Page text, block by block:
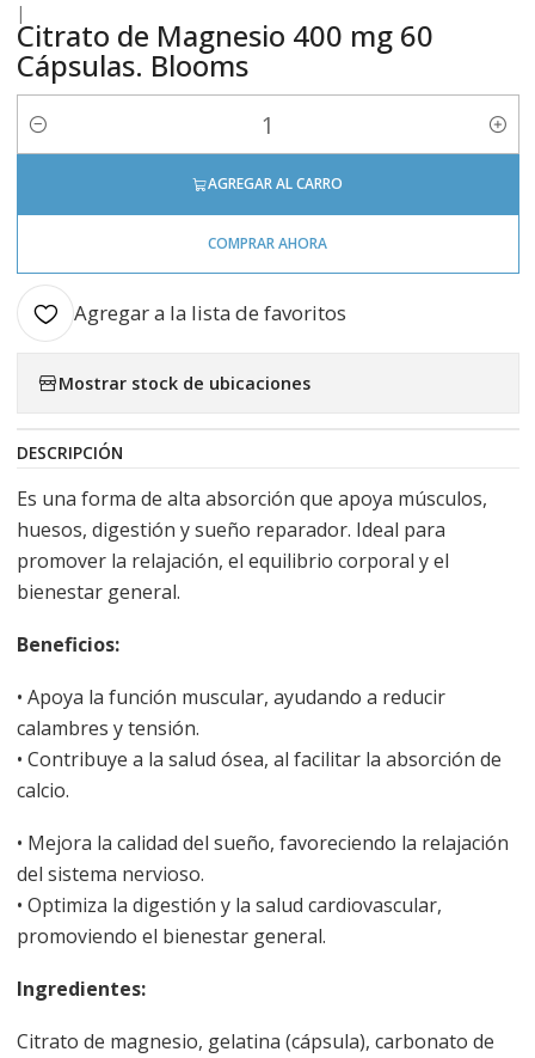
|
Citrato de Magnesio 400 mg 60
Cápsulas. Blooms
Cantidad
AGREGAR AL CARRO
COMPRAR AHORA
Agregar a la lista de favoritos
Mostrar stock de ubicaciones
DESCRIPCIÓN
Es una forma de alta absorción que apoya músculos,
huesos, digestión y sueño reparador. Ideal para
promover la relajación, el equilibrio corporal y el
bienestar general.
Beneficios:
• Apoya la función muscular, ayudando a reducir
calambres y tensión.
• Contribuye a la salud ósea, al facilitar la absorción de
calcio.
• Mejora la calidad del sueño, favoreciendo la relajación
del sistema nervioso.
• Optimiza la digestión y la salud cardiovascular,
promoviendo el bienestar general.
Ingredientes:
Citrato de magnesio, gelatina (cápsula), carbonato de